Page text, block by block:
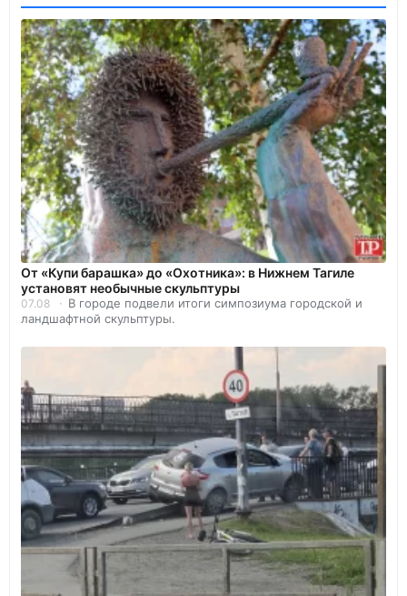
От «Купи барашка» до «Охотника»: в Нижнем Тагиле
установят необычные скульптуры
07.08
В городе подвели итоги симпозиума городской и
ландшафтной скульптуры.